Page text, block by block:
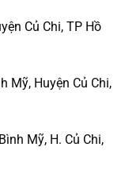
Củ Chi, TP Hồ
Mỹ, Huyện Củ Chi,
Mỹ, H. Củ Chi,